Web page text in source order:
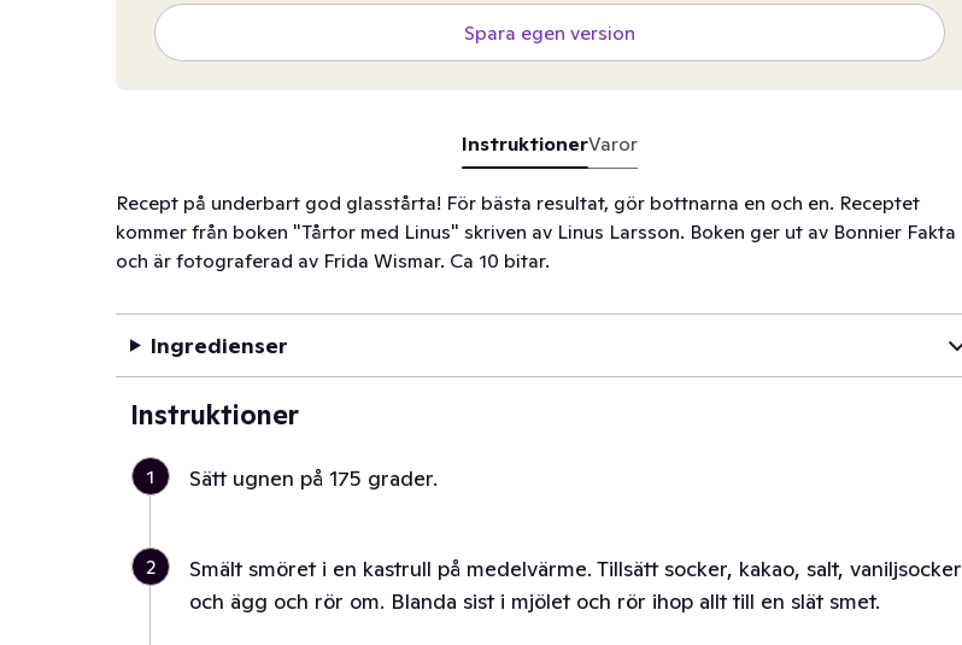
Spara egen version
InstruktionerVaror
Recept på underbart god glasstårta! För bästa resultat, gör bottnarna en och en. Receptet
kommer från boken "Tårtor med Linus" skriven av Linus Larsson. Boken ger ut av Bonnier Fakta
och är fotograferad av Frida Wismar. Ca 10 bitar.
Ingredienser
Instruktioner
1 Sätt ugnen på 175 grader.
2
Smält smöret i en kastrull på medelvärme. Tillsätt socker, kakao, salt, vaniljsocker
och ägg och rör om. Blanda sist i mjölet och rör ihop allt till en slät smet.